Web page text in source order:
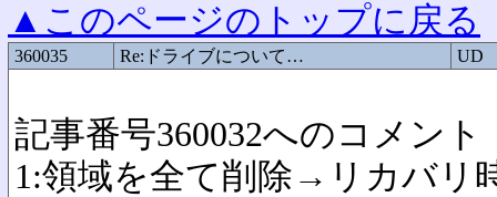
▲このページのトップに戻る
360035 Re:ドライブについて… UD
記事番号360032へのコメント
1:領域を全て削除→リカバリ